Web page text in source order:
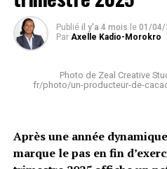
Publié il y'a 4 mois le 01/04/
Par Axelle Kadio-Morokro
Photo de Zeal Creative
fr/photo/un-producteur-de-
Après une année
marque le pas en fin